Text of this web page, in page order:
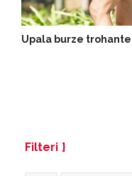
Upala burze
Filteri